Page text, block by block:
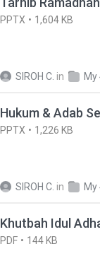
PPTX 1,604 KB
SIROH C. in My
Hukum & Adab
PPTX 1,226 KB
SIROH C. in My
Khutbah Idul
PDF 144 KB